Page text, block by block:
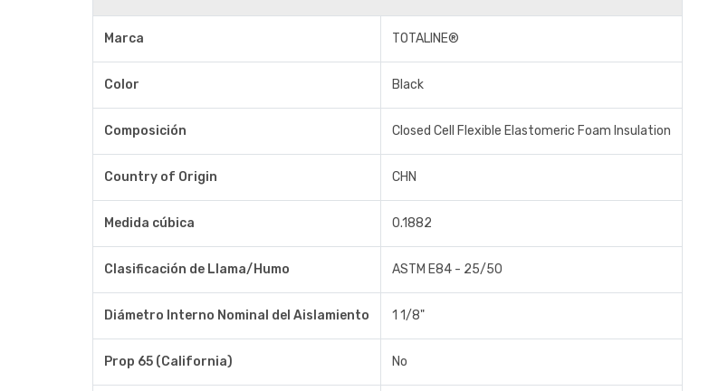
Marca TOTALINE®
Color Black
Composición Closed Cell Flexible Elastomeric Foam Insulation
Country of Origin CHN
Medida cúbica 0.1882
Clasificación de Llama/Humo ASTM E84 - 25/50
Diámetro Interno Nominal del Aislamiento 1 1/8"
Prop 65 (California) No